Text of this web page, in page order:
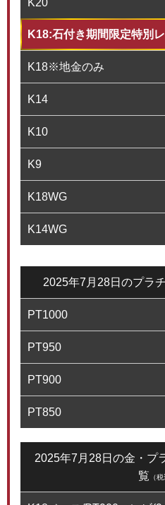
K20
K18:石付き期間限定特別
K18※地金のみ
K14
K10
K9
K18WG
K14WG
2025年7月28日のプラ
PT1000
PT950
PT900
PT850
2025年7月28日の金・プ
覧 （税